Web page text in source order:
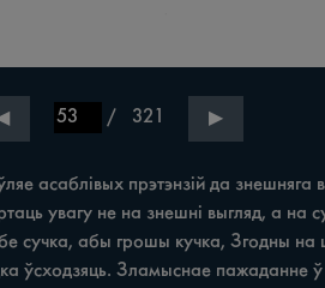
/ 321 ▶
асаблівых прэтэнзій да
увагу не на знешні выгляд, а на
сучка, абы грошы кучка, Згодны
ўсходзяць. Зламыснае пажаданне